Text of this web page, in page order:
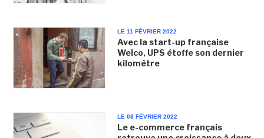
LE 11 FÉVRIER 2022
Avec la start-up française
Welco, UPS étoffe son dernier
kilomètre
LE 08 FÉVRIER 2022
Le e-commerce français